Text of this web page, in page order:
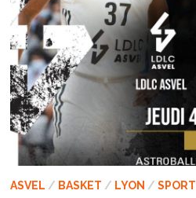
ASVEL / BASKET / LYON / SPORT